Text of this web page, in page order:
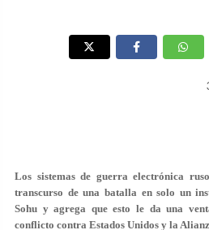
Los sistemas de guerra electrónica
transcurso de una batalla en solo un
Sohu y agrega que esto le da una
conflicto contra Estados Unidos y la